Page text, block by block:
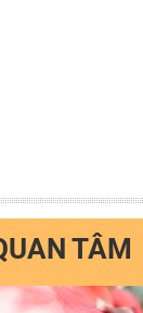
TÂM